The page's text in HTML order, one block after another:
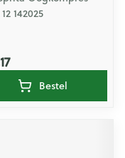
142025
Bestel